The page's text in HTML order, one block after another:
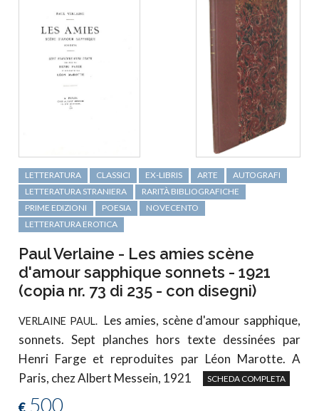
LETTERATURA CLASSICI EX-LIBRIS ARTE
AUTOGRAFI
LETTERATURA STRANIERA
RARITÀ BIBLIOGRAFICHE
PRIME EDIZIONI
POESIA
NOVECENTO
LETTERATURA EROTICA
Paul Verlaine - Les amies scène
d'amour sapphique sonnets - 1921
(copia nr. 73 di 235 - con disegni)
VERLAINE PAUL. Les amies, scène d'amour sapphique,
sonnets. Sept planches hors texte dessinées par
Henri Farge et reproduites par Léon Marotte. A
Paris, chez Albert Messein, 1921
SCHEDA COMPLETA
€ 500